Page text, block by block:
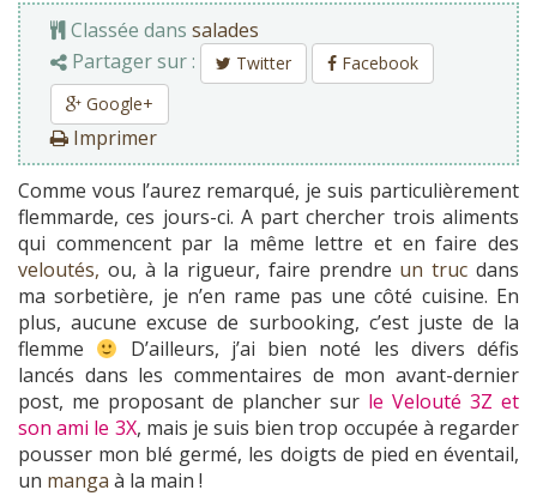
Classée dans salades
Partager sur :
Twitter
Facebook
Google+
Imprimer
Comme vous l’aurez remarqué, je suis particulièrement
flemmarde, ces jours-ci. A part chercher trois aliments
qui commencent par la même lettre et en faire des
veloutés, ou, à la rigueur, faire prendre un truc dans
ma sorbetière, je n’en rame pas une côté cuisine. En
plus, aucune excuse de surbooking, c’est juste de la
flemme
D’ailleurs, j’ai bien noté les divers défis
lancés dans les commentaires de mon avant-dernier
post, me proposant de plancher sur le Velouté 3Z et
son ami le 3X, mais je suis bien trop occupée à regarder
pousser mon blé germé, les doigts de pied en éventail,
un manga à la main !